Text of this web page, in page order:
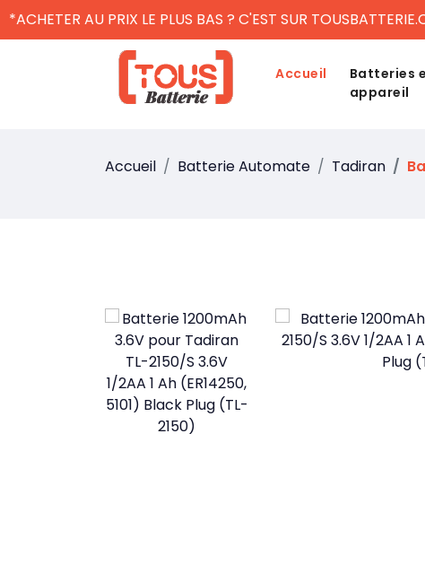
*ACHETER AU PRIX LE PLUS BAS ? C'EST SUR
Accueil
Batteries
appareil
Accueil Batterie Automate Tadiran